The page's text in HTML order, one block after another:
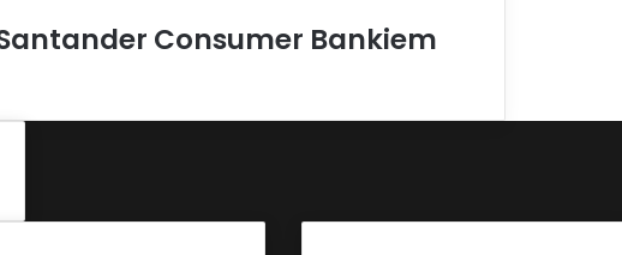
Consumer Bankiem